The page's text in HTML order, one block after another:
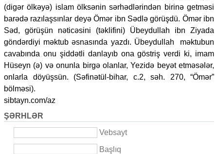
(digər ölkəyə) islam ölksənin sərhədlərindən birinə getməsi
barədə razılaşsınlar deyə Ömər ibn Sədlə görüşdü. Ömər ibn
Səd, görüşün nəticəsini (təklifini) Übeydullah ibn Ziyada
göndərdiyi məktub əsnasında yazdı. Übeydullah məktubun
cavabında onu şiddətli danlayıb ona göstriş verdi ki, imam
Hüseyn (ə) və onunla birgə olanlar, Yezidə beyət etməsələr,
onlarla döyüşsün. (Səfinətül-bihar, c.2, səh. 270, “Ömər”
bölməsi).
sibtayn.com/az
ŞƏRHLƏR
Vebsayt
Başlıq